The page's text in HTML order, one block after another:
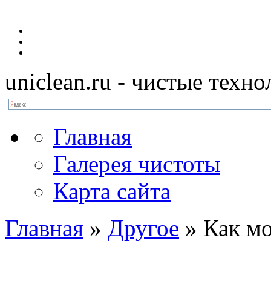
uniclean.ru - чистые
Главная
Галерея чистоты
Карта сайта
Главная » Другое » Как